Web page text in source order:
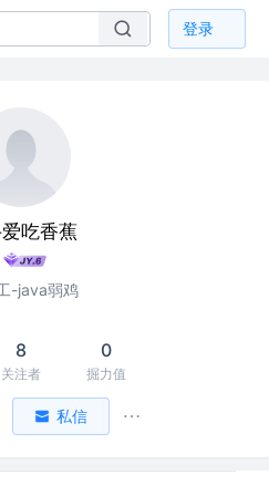
登录
吃香蕉
-java弱鸡
8
关注者
0
掘力值
私信